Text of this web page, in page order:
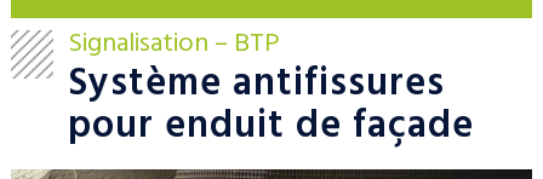
Système antifissures
pour enduit de façade
Signalisation – BTP